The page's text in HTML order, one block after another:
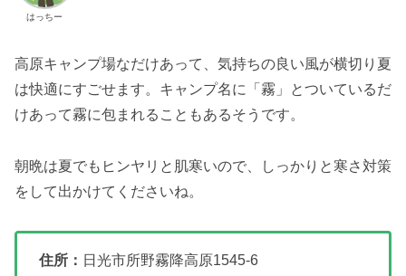
はっちー
高原キャンプ場なだけあって、気持ちの良い風が横切り夏
は快適にすごせます。キャンプ名に「霧」とついているだ
けあって霧に包まれることもあるそうです。
朝晩は夏でもヒンヤリと肌寒いので、しっかりと寒さ対策
をして出かけてくださいね。
住所： 日光市所野霧降高原1545-6